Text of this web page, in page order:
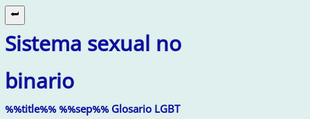
Sistema sexual no
binario
%%title%% %%sep%% Glosario LGBT